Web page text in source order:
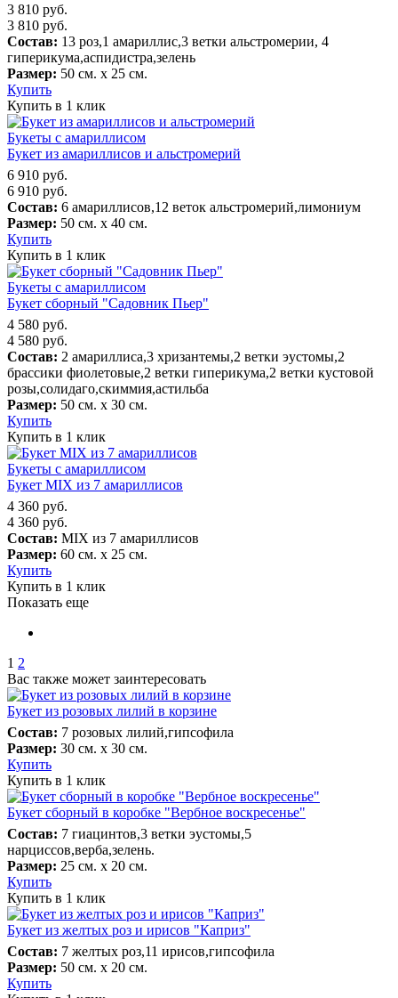
3 810 руб.
3 810 руб.
Состав: 13 роз,1 амариллис,3 ветки альстромерии, 4
гиперикума,аспидистра,зелень
Размер: 50 см. х 25 см.
Купить
Купить в 1 клик
Букеты с амариллисом
Букет из амариллисов и альстромерий
6 910 руб.
6 910 руб.
Состав: 6 амариллисов,12 веток альстромерий,лимониум
Размер: 50 см. х 40 см.
Купить
Купить в 1 клик
Букеты с амариллисом
Букет сборный "Садовник Пьер"
4 580 руб.
4 580 руб.
Состав: 2 амариллиса,3 хризантемы,2 ветки эустомы,2
брассики фиолетовые,2 ветки гиперикума,2 ветки кустовой
розы,солидаго,скиммия,астильба
Размер: 50 см. х 30 см.
Купить
Купить в 1 клик
Букеты с амариллисом
Букет MIX из 7 амариллисов
4 360 руб.
4 360 руб.
Состав: MIX из 7 амариллисов
Размер: 60 см. х 25 см.
Купить
Купить в 1 клик
Показать еще
1 2
Вас также может заинтересовать
Букет из розовых лилий в корзине
Состав: 7 розовых лилий,гипсофила
Размер: 30 см. х 30 см.
Купить
Купить в 1 клик
Букет сборный в коробке "Вербное воскресенье"
Состав: 7 гиацинтов,3 ветки эустомы,5
нарциссов,верба,зелень.
Размер: 25 см. х 20 см.
Купить
Купить в 1 клик
Букет из желтых роз и ирисов "Каприз"
Состав: 7 желтых роз,11 ирисов,гипсофила
Размер: 50 см. х 20 см.
Купить